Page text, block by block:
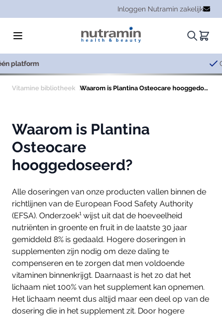
Inloggen Nutramin zakelijk
Zoeken.
Consistente
Vitamine bibliotheek Waarom is Plantina Osteocare hooggedoseerd?
Waarom is Plantina
Osteocare
hooggedoseerd?
Alle doseringen van onze producten vallen binnen de
richtlijnen van de European Food Safety Authority
(EFSA). Onderzoek¹ wijst uit dat de hoeveelheid
nutriënten in groente en fruit in de laatste 30 jaar
gemiddeld 8% is gedaald. Hogere doseringen in
supplementen zijn nodig om deze daling te
compenseren en te zorgen dat men voldoende
vitaminen binnenkrijgt. Daarnaast is het zo dat het
lichaam niet 100% van het supplement kan opnemen.
Het lichaam neemt dus altijd maar een deel op van de
dosering die in het supplement zit. Door hogere